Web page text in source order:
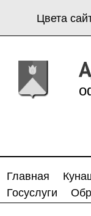
Цвета
Главная
Госуслуги